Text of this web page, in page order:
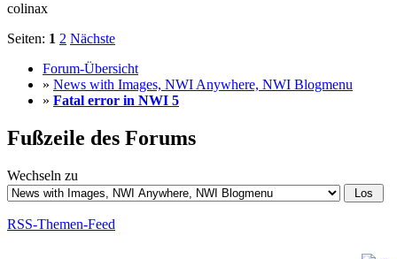
colinax
Seiten: 1 2 Nächste
Forum-Übersicht
» News with Images, NWI Anywhere, NWI Blogmenu
» Fatal error in NWI 5
Fußzeile des Forums
Wechseln zu
RSS-Themen-Feed